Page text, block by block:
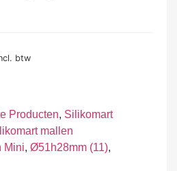
btw
Producten, Silikomart
mallen
Mini, Ø51h28mm (11),